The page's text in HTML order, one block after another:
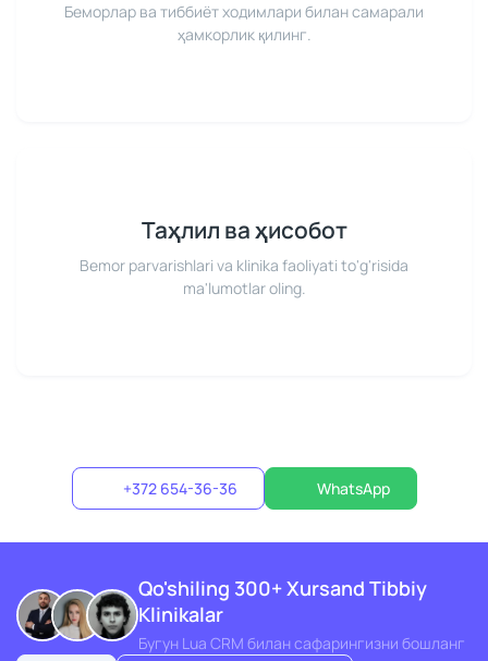
Беморлар ва тиббиёт ходимлари билан самарали
ҳамкорлик қилинг.
Таҳлил ва ҳисобот
Bemor parvarishlari va klinika faoliyati to'g'risida
ma'lumotlar oling.
+372 654-36-36 WhatsApp
Qo'shiling 300+ Xursand Tibbiy
Klinikalar
Бугун Lua CRM билан сафарингизни бошланг